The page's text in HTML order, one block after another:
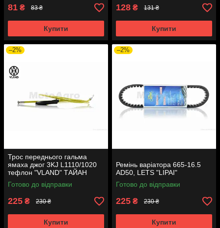
81 ₴ 83 ₴
Купити
128 ₴ 131 ₴
Купити
–2%
Трос переднього гальма
ямаха джог 3KJ L1110/1020
тефлон "VLAND" ТАЙАН
Готово до відправки
225 ₴ 230 ₴
Купити
–2%
Ремінь варіатора 665-16.5
AD50, LETS "LIPAI"
Готово до відправки
225 ₴ 230 ₴
Купити